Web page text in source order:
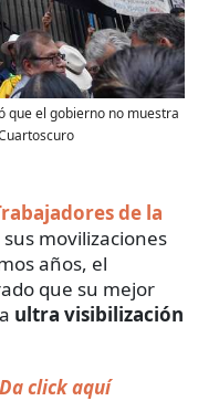
que el gobierno no muestra
de la
movilizaciones
años, el
que su mejor
ultra visibilización
Da click aquí